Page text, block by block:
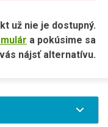
už nie je dostupný.
a pokúsime sa
nájsť alternatívu.